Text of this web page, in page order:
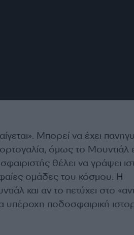
Μπορεί να έχει
όμως το Μουντιάλ
θέλει να γράψει
ομάδες του κόσμου. Η
και αν το πετύχει στο
υπέροχη ποδοσφαιρική